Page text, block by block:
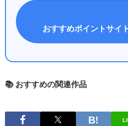
おすすめポイントサイ
📚 おすすめの関連作品